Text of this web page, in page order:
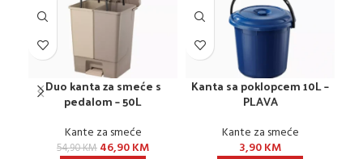
Duo kanta za smeće s
pedalom – 50L
Kante za smeće
54,90KM 46,90KM
Kanta sa poklopcem 10L –
PLAVA
Kante za smeće
3,90KM